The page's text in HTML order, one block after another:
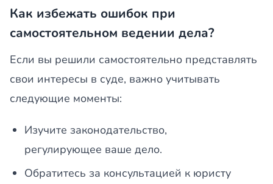
Как избежать ошибок при
самостоятельном ведении дела?
Если вы решили самостоятельно представлять
свои интересы в суде, важно учитывать
следующие моменты:
Изучите законодательство,
регулирующее ваше дело.
Обратитесь за консультацией к юристу